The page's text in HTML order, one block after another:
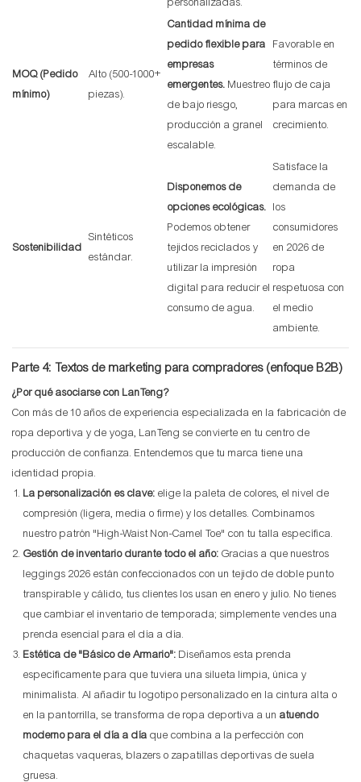
personalizadas.
MOQ (Pedido
mínimo)
Alto (500-1000+
piezas).
Cantidad mínima de
pedido flexible para
empresas
emergentes. Muestreo
de bajo riesgo,
producción a granel
escalable.
Favorable en
términos de
flujo de caja
para marcas en
crecimiento.
Sostenibilidad
Sintéticos
estándar.
Disponemos de
opciones ecológicas.
Podemos obtener
tejidos reciclados y
utilizar la impresión
digital para reducir el
consumo de agua.
Satisface la
demanda de
los
consumidores
en 2026 de
ropa
respetuosa con
el medio
ambiente.
Parte 4: Textos de marketing para compradores (enfoque B2B)
¿Por qué asociarse con LanTeng?
Con más de 10 años de experiencia especializada en la fabricación de
ropa deportiva y de yoga, LanTeng se convierte en tu centro de
producción de confianza. Entendemos que tu marca tiene una
identidad propia.
La personalización es clave: elige la paleta de colores, el nivel de
compresión (ligera, media o firme) y los detalles. Combinamos
nuestro patrón "High-Waist Non-Camel Toe" con tu talla específica.
Gestión de inventario durante todo el año: Gracias a que nuestros
leggings 2026 están confeccionados con un tejido de doble punto
transpirable y cálido, tus clientes los usan en enero y julio. No tienes
que cambiar el inventario de temporada; simplemente vendes una
prenda esencial para el día a día.
Estética de "Básico de Armario": Diseñamos esta prenda
específicamente para que tuviera una silueta limpia, única y
minimalista. Al añadir tu logotipo personalizado en la cintura alta o
en la pantorrilla, se transforma de ropa deportiva a un atuendo
moderno para el día a día que combina a la perfección con
chaquetas vaqueras, blazers o zapatillas deportivas de suela
gruesa.